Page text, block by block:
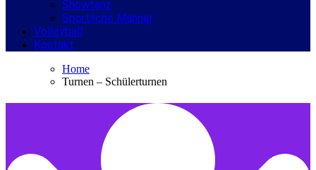
Showtanz
Sportliche Männer
Volleyball
Kontakt
Home
Turnen – Schülerturnen